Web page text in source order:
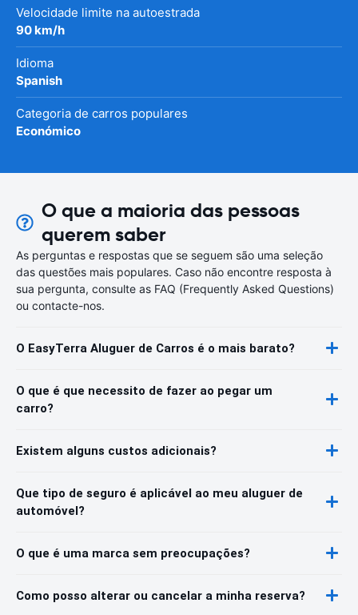
Velocidade limite na autoestrada
90 km/h
Idioma
Spanish
Categoria de carros populares
Económico
O que a maioria das pessoas
querem saber
As perguntas e respostas que se seguem são uma seleção
das questões mais populares. Caso não encontre resposta à
sua pergunta, consulte as FAQ (Frequently Asked Questions)
ou contacte-nos.
O EasyTerra Aluguer de Carros é o mais barato?
O que é que necessito de fazer ao pegar um
carro?
Existem alguns custos adicionais?
Que tipo de seguro é aplicável ao meu aluguer de
automóvel?
O que é uma marca sem preocupações?
Como posso alterar ou cancelar a minha reserva?